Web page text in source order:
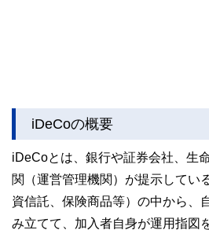
iDeCoの概要
iDeCoとは、銀行や証券会社、生
関（運営管理機関）が提示してい
資信託、保険商品等）の中から、
み立てて、加入者自身が運用指図